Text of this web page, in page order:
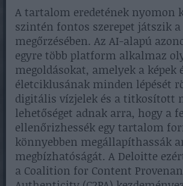
A tartalom eredetének nyomon
szintén fontos szerepet játszik
megőrzésében. Az AI-alapú
egyre több platform alkalmaz
megoldásokat, amelyek a képek
életciklusának minden lépését
digitális vízjelek és a titkosított
lehetőséget adnak arra, hogy a
ellenőrizhessék egy tartalom
könnyebben megállapíthassák
megbízhatóságát. A Deloitte
a Coalition for Content